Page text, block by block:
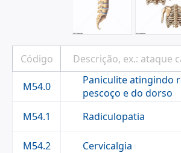
M54.0
Paniculite atingindo
pescoço e do dorso
M54.1
Radiculopatia
M54.2 Cervicalgia